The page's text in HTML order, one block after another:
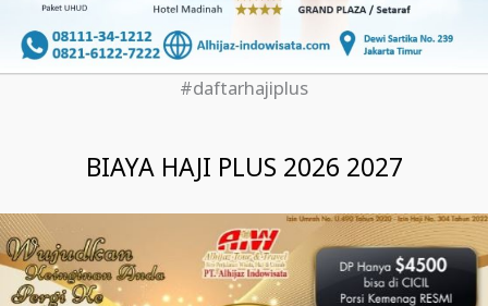
#daftarhajiplus
BIAYA HAJI PLUS 2026 2027